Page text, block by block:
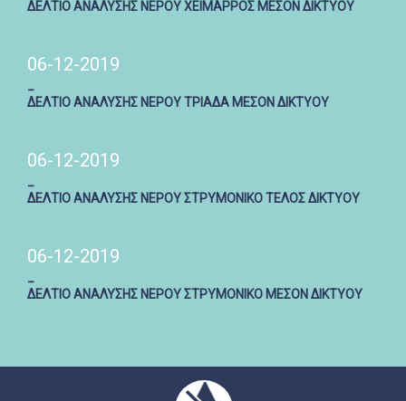
ΔΕΛΤΙΟ ΑΝΑΛΥΣΗΣ ΝΕΡΟΥ ΧΕΙΜΑΡΡΟΣ ΜΕΣΟΝ ΔΙΚΤΥΟΥ
06-12-2019
ΔΕΛΤΙΟ ΑΝΑΛΥΣΗΣ ΝΕΡΟΥ ΤΡΙΑΔΑ ΜΕΣΟΝ ΔΙΚΤΥΟΥ
06-12-2019
ΔΕΛΤΙΟ ΑΝΑΛΥΣΗΣ ΝΕΡΟΥ ΣΤΡΥΜΟΝΙΚΟ ΤΕΛΟΣ ΔΙΚΤΥΟΥ
06-12-2019
ΔΕΛΤΙΟ ΑΝΑΛΥΣΗΣ ΝΕΡΟΥ ΣΤΡΥΜΟΝΙΚΟ ΜΕΣΟΝ ΔΙΚΤΥΟΥ